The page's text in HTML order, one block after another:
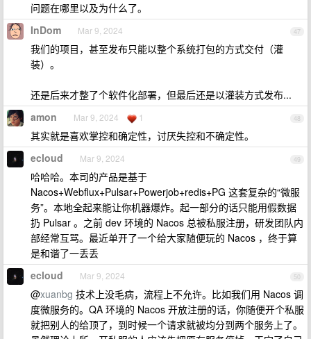
问题在哪里以及为什么了。
47
InDom Mar 9, 2024
我们的项目，甚至发布只能以整个系统打包的方式交付（灌
装）。
还是后来才整了个软件化部署，但最后还是以灌装方式发布...
48
amon Mar 9, 2024 1
其实就是喜欢掌控和确定性，讨厌失控和不确定性。
49
ecloud Mar 9, 2024
哈哈哈。本司的产品是基于
Nacos+Webflux+Pulsar+Powerjob+redis+PG 这套复杂的“微服
务”。本地全起来能让你机器爆炸。起一部分的话只能用假数据
扔 Pulsar 。之前 dev 环境的 Nacos 总被私服注册，研发团队内
部经常互骂。最近单开了一个给大家随便玩的 Nacos ，终于算
是和谐了一丢丢
50
ecloud Mar 9, 2024
@xuanbg 技术上没毛病，流程上不允许。比如我们用 Nacos 调
度微服务的。QA 环境的 Nacos 开放注册的话，你随便开个私服
就把别人的给顶了，到时候一个请求就被均分到两个服务上了。